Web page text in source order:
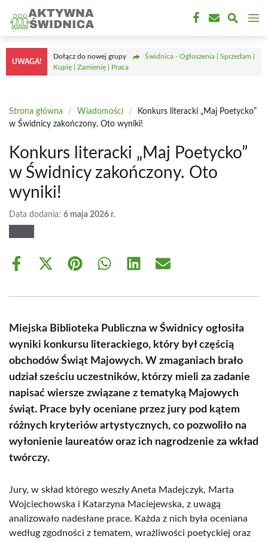
treści
UWAGA!
Dołącz do nowej grupy
Świdnica - Ogłoszenia | Sprzedam |
Kupię | Zamienię | Praca
Strona główna / Wiadomości /
Konkurs literacki „Maj Poetycko”
w Świdnicy zakończony. Oto wyniki!
Konkurs literacki „Maj Poetycko”
w Świdnicy zakończony. Oto
wyniki!
Data dodania: 6 maja 2026 r.
Share
Share
(Twitter)
Share Share Share Share
Miejska Biblioteka Publiczna w Świdnicy ogłosiła
wyniki konkursu literackiego, który był częścią
obchodów Świąt Majowych. W zmaganiach brało
udział sześciu uczestników, którzy mieli za zadanie
napisać wiersze związane z tematyką Majowych
świąt. Prace były oceniane przez jury pod kątem
różnych kryteriów artystycznych, co pozwoliło na
wyłonienie laureatów oraz ich nagrodzenie za wkład
twórczy.
Jury, w skład którego weszły Aneta Madejczyk, Marta
Wojciechowska i Katarzyna Maciejewska, z uwagą
analizowało nadesłane prace. Każda z nich była oceniana
według zgodności z tematem, wrażliwości poetyckiej oraz